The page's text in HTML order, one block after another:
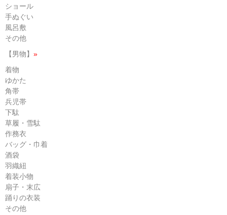
ショール
手ぬぐい
風呂敷
その他
【男物】 »
着物
ゆかた
角帯
兵児帯
下駄
草履・雪駄
作務衣
バッグ・巾着
酒袋
羽織紐
着装小物
扇子・末広
踊りの衣装
その他